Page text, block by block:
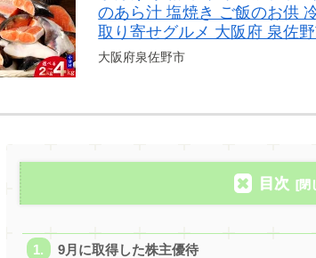
のあら汁 塩焼き ご飯のお供
取り寄せグルメ 大阪府 泉佐
大阪府泉佐野市
目次
9月に取得した株主優待